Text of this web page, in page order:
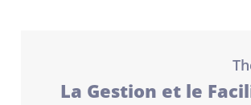
La Gestion et le